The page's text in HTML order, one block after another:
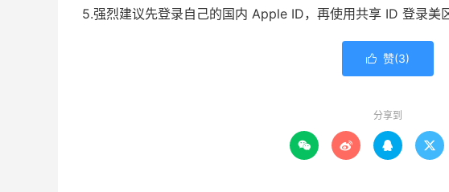
5.强烈建议先登录自己的国内 Apple ID，再使用共享 ID 登录美
 赞(3)
分享到
   